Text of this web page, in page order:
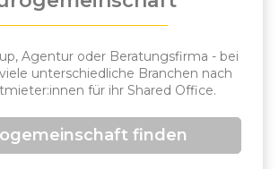
Agentur oder Beratungsfirma - bei
unterschiedliche Branchen nach
für ihr Shared Office.
finden